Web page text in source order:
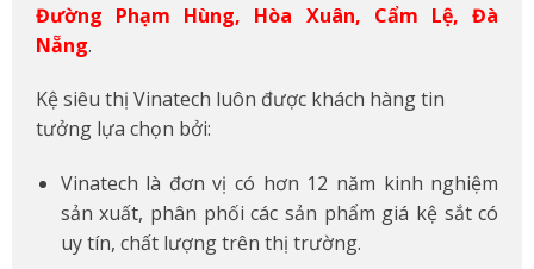
Đường Phạm Hùng, Hòa Xuân, Cẩm Lệ, Đà
Nẵng.
Kệ siêu thị Vinatech luôn được khách hàng tin
tưởng lựa chọn bởi:
Vinatech là đơn vị có hơn 12 năm kinh nghiệm
sản xuất, phân phối các sản phẩm giá kệ sắt có
uy tín, chất lượng trên thị trường.